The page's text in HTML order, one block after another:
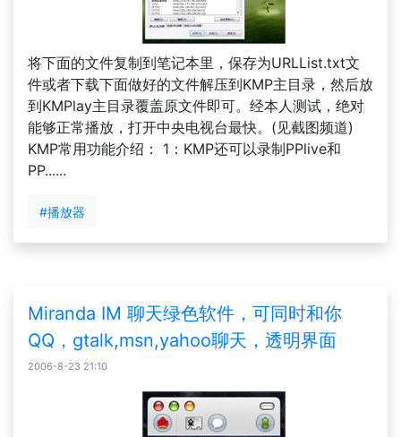
将下面的文件复制到笔记本里，保存为URLList.txt文
件或者下载下面做好的文件解压到KMP主目录，然后放
到KMPlay主目录覆盖原文件即可。经本人测试，绝对
能够正常播放，打开中央电视台最快。(见截图频道)
KMP常用功能介绍： 1：KMP还可以录制PPlive和
PP......
#播放器
Miranda IM 聊天绿色软件，可同时和你
QQ，gtalk,msn,yahoo聊天，透明界面
2006-8-23 21:10